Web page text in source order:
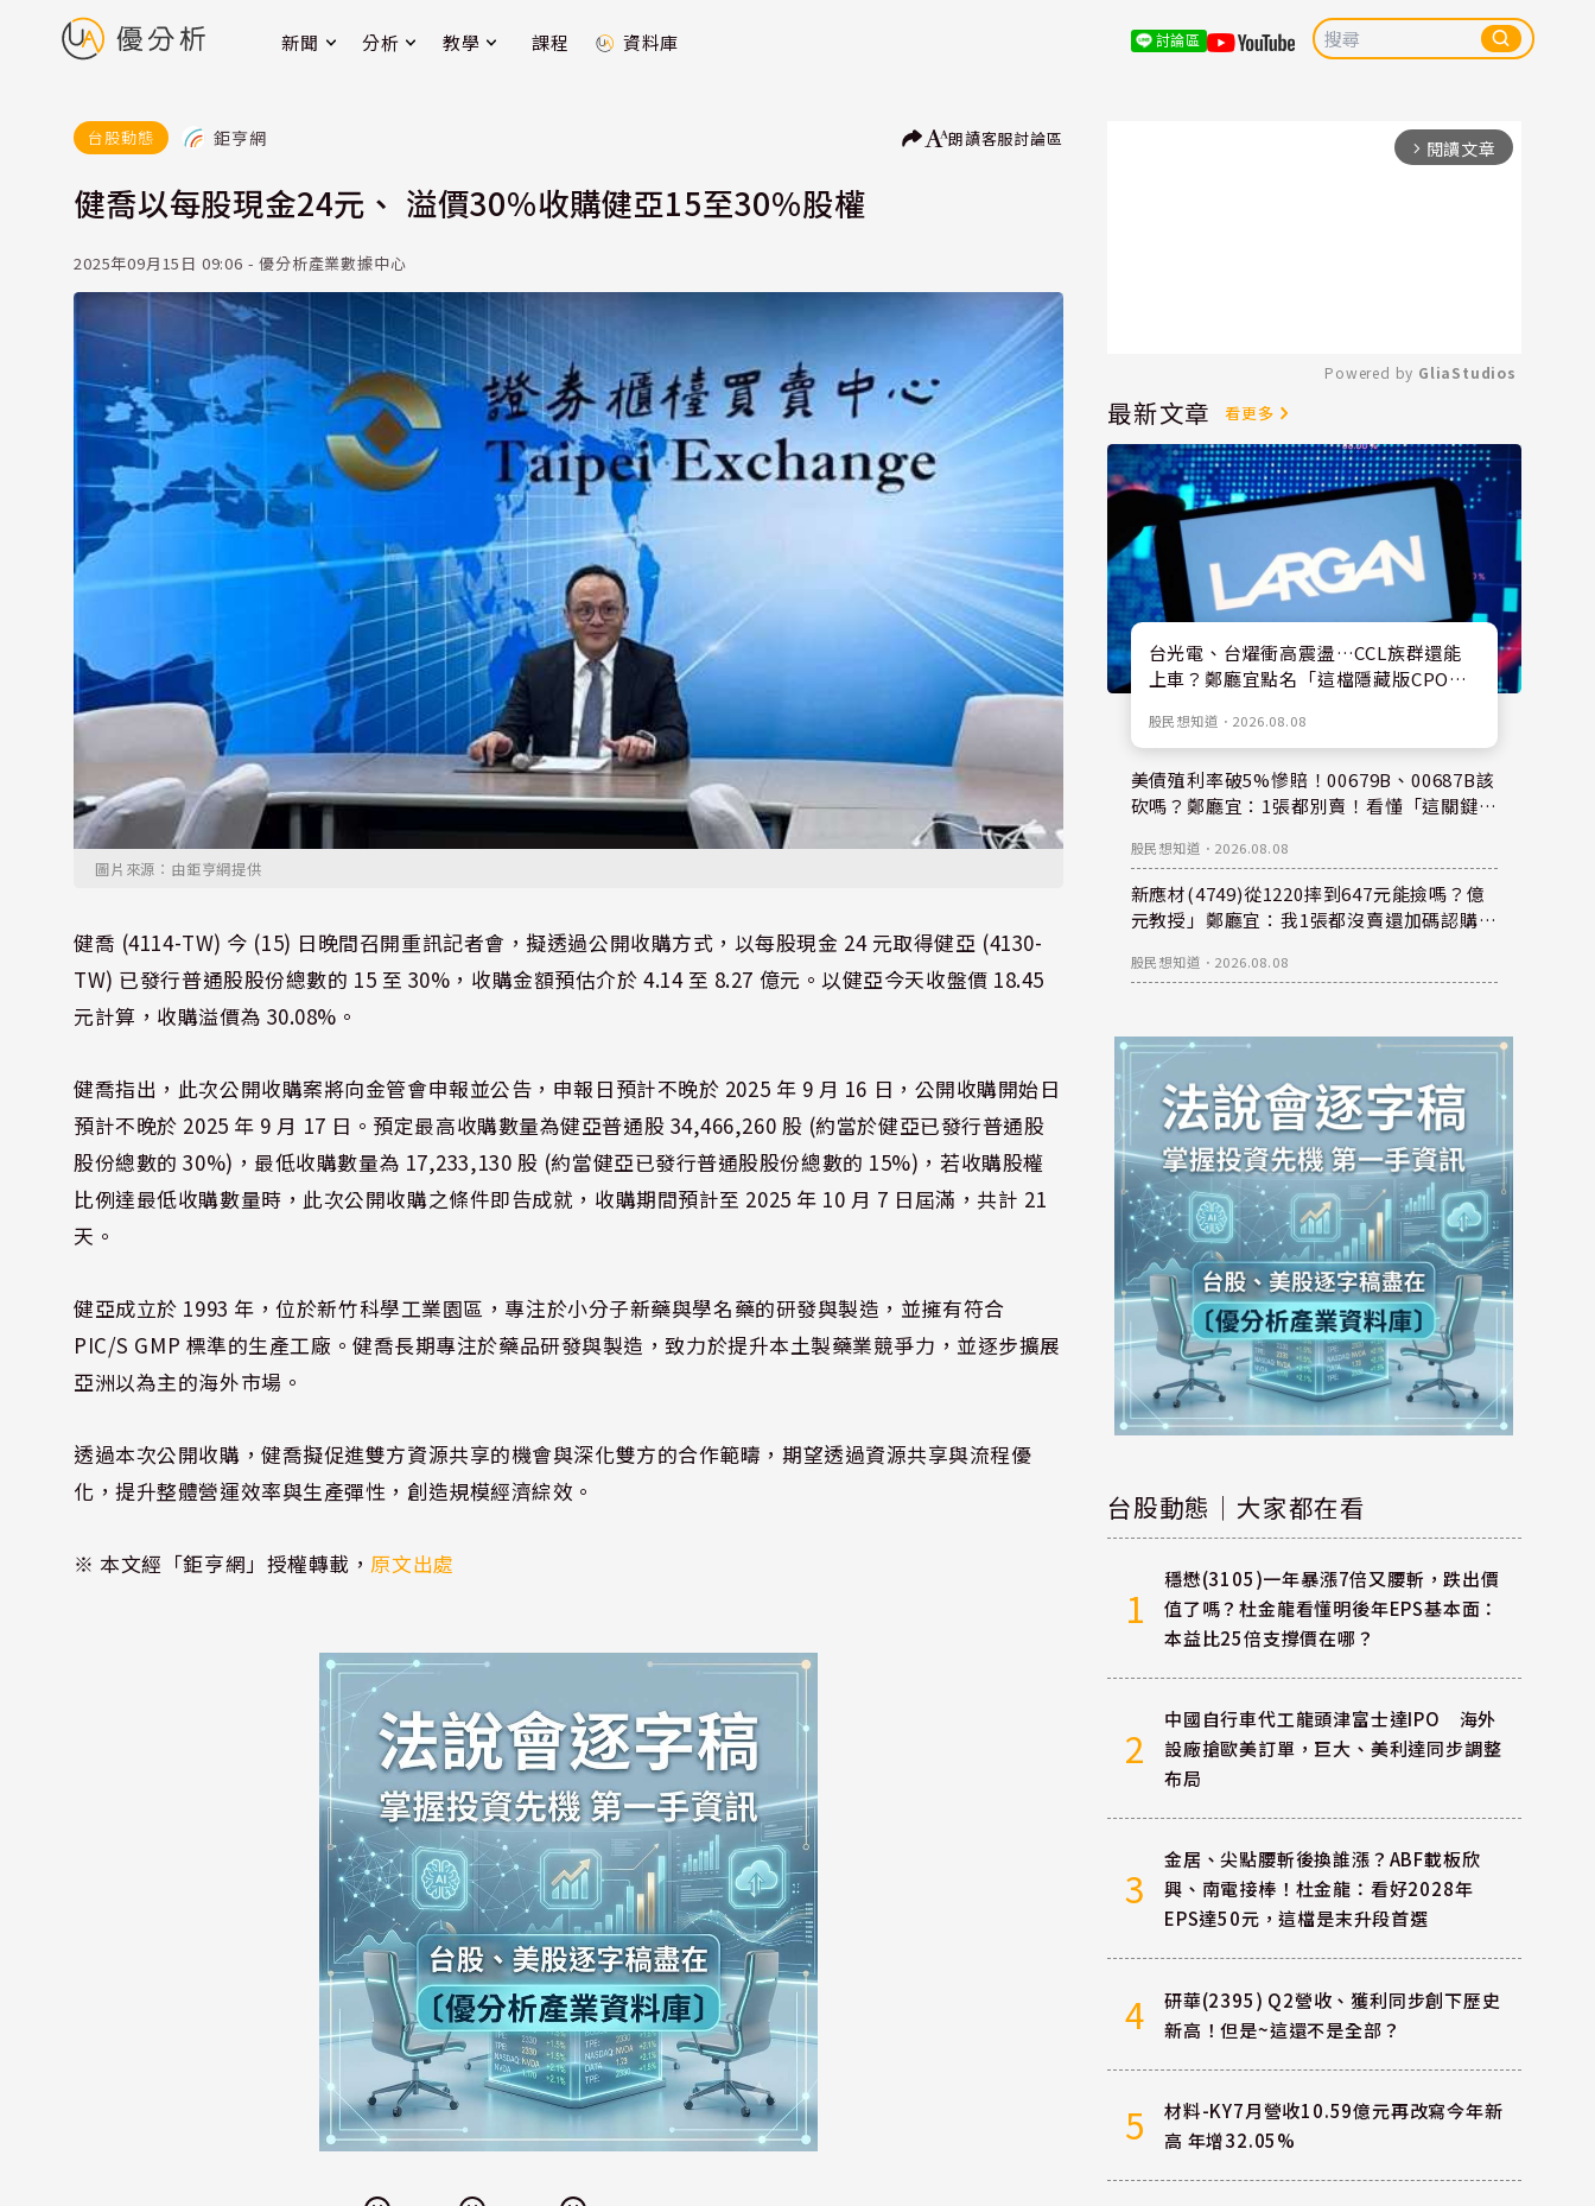
新聞 分析 教學 課程 資料庫 討論區
台股動態 鉅亨網 朗讀客服討論區
健喬以每股現金24元、 溢價30%收購健亞15至30%股權
2025年09月15日 09:06 - 優分析產業數據中心
圖片來源：由鉅亨網提供
健喬 (4114-TW) 今 (15) 日晚間召開重訊記者會，擬透過公開收購方式，以每股現金 24 元取得健亞 (4130-
TW) 已發行普通股股份總數的 15 至 30%，收購金額預估介於 4.14 至 8.27 億元。以健亞今天收盤價 18.45
元計算，收購溢價為 30.08%。
健喬指出，此次公開收購案將向金管會申報並公告，申報日預計不晚於 2025 年 9 月 16 日，公開收購開始日
預計不晚於 2025 年 9 月 17 日。預定最高收購數量為健亞普通股 34,466,260 股 (約當於健亞已發行普通股
股份總數的 30%)，最低收購數量為 17,233,130 股 (約當健亞已發行普通股股份總數的 15%)，若收購股權
比例達最低收購數量時，此次公開收購之條件即告成就，收購期間預計至 2025 年 10 月 7 日屆滿，共計 21
天。
健亞成立於 1993 年，位於新竹科學工業園區，專注於小分子新藥與學名藥的研發與製造，並擁有符合
PIC/S GMP 標準的生產工廠。健喬長期專注於藥品研發與製造，致力於提升本土製藥業競爭力，並逐步擴展
亞洲以為主的海外市場。
透過本次公開收購，健喬擬促進雙方資源共享的機會與深化雙方的合作範疇，期望透過資源共享與流程優
化，提升整體營運效率與生產彈性，創造規模經濟綜效。
※ 本文經「鉅亨網」授權轉載，原文出處
arrow_forward_ios 閱讀文章
Mute
Powered by GliaStudios
最新文章 看更多
台光電、台燿衝高震盪…CCL族群還能
上車？鄭廳宜點名「這檔隱藏版CPO
股民想知道 ． 2026.08.08
美債殖利率破5%慘賠！00679B、00687B該
砍嗎？鄭廳宜：1張都別賣！看懂「這關鍵」
股民想知道 ． 2026.08.08
新應材(4749)從1220摔到647元能撿嗎？億
元教授」鄭廳宜：我1張都沒賣還加碼認購？
股民想知道 ． 2026.08.08
台股動態｜大家都在看
1
穩懋(3105)一年暴漲7倍又腰斬，跌出價
值了嗎？杜金龍看懂明後年EPS基本面：
本益比25倍支撐價在哪？
2
中國自行車代工龍頭津富士達IPO 海外
設廠搶歐美訂單，巨大、美利達同步調整
布局
3
金居、尖點腰斬後換誰漲？ABF載板欣
興、南電接棒！杜金龍：看好2028年
EPS達50元，這檔是末升段首選
4
研華(2395) Q2營收、獲利同步創下歷史
新高！但是~這還不是全部？
5
材料-KY7月營收10.59億元再改寫今年新
高 年增32.05%